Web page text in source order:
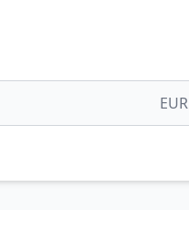
EUR